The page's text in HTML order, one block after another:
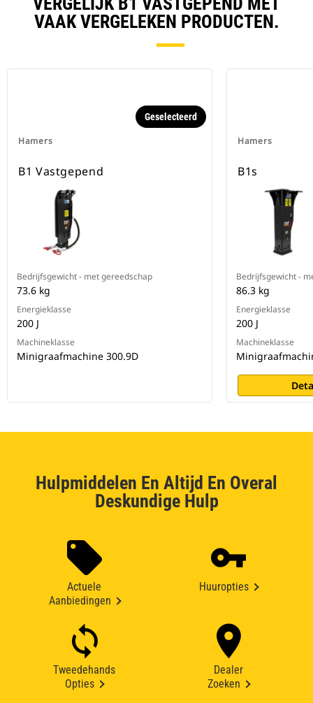
VAAK VERGELEKEN PRODUCTEN.
Hamers
Geselecteerd
B1 Vastgepend
Bedrijfsgewicht - met gereedschap
73.6 kg
Energieklasse
200 J
Machineklasse
Minigraafmachine 300.9D
Hamers
B1s
Bedrijfsgewicht -
86.3 kg
Energieklasse
200 J
Machineklasse
Hulpmiddelen En Altijd En Overal
Deskundige Hulp
Actuele
Aanbiedingen
Huuropties
Tweedehands
Opties
Dealer
Zoeken